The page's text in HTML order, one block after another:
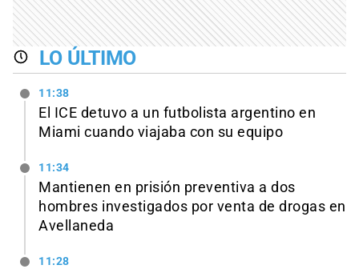
LO ÚLTIMO
11:38
El ICE detuvo a un futbolista argentino en
Miami cuando viajaba con su equipo
11:34
Mantienen en prisión preventiva a dos
hombres investigados por venta de drogas en
Avellaneda
11:28